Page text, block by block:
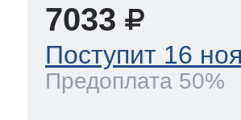
7033
Поступит 16
Предоплата 50%